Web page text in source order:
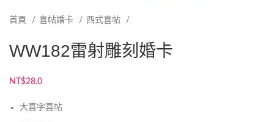
首頁 喜帖婚卡 西式喜帖
WW182雷射雕刻婚卡
NT$28.0
大喜字喜帖